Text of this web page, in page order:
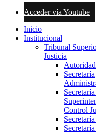
Acceder vía Youtube
Inicio
Institucional
Tribunal
Justicia
Secretaría
Control